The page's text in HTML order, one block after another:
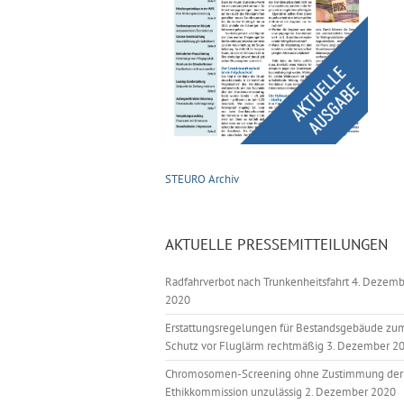
STEURO Archiv
AKTUELLE PRESSEMITTEILUNGEN
Radfahrverbot nach Trunkenheitsfahrt4.
2020
Erstattungsregelungen für Bestandsgebäude
Schutz vor Fluglärm rechtmäßig 3. Dezember
Chromosomen-Screening ohne Zustimmung der
Ethikkommission unzulässig 2. Dezember 2020